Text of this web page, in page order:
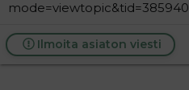
mode=viewtopic&tid=385940
Ilmoita asiaton viesti